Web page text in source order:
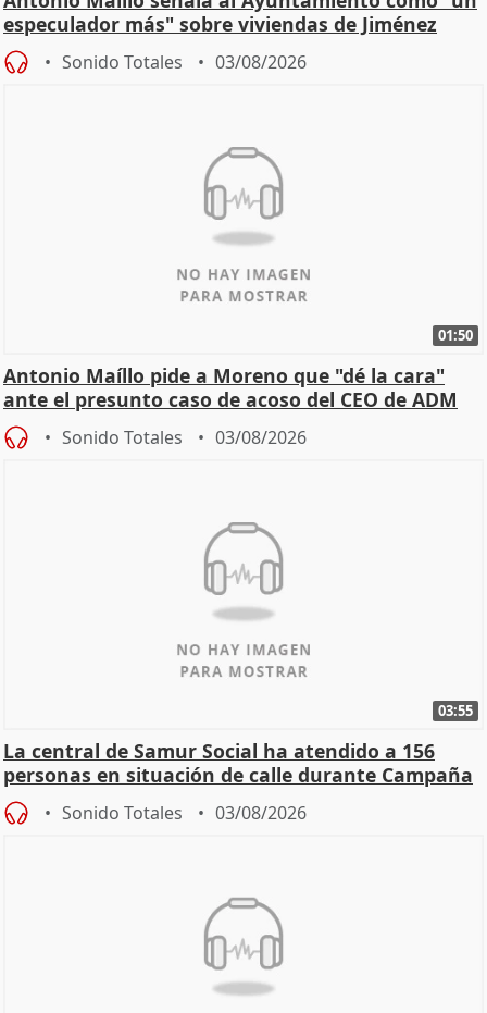
especulador más" sobre viviendas de Jiménez
Becerril
Sonido Totales 03/08/2026
01:50
Antonio Maíllo pide a Moreno que "dé la cara"
ante el presunto caso de acoso del CEO de ADM
Sonido Totales 03/08/2026
03:55
La central de Samur Social ha atendido a 156
personas en situación de calle durante Campaña
de Calor
Sonido Totales 03/08/2026